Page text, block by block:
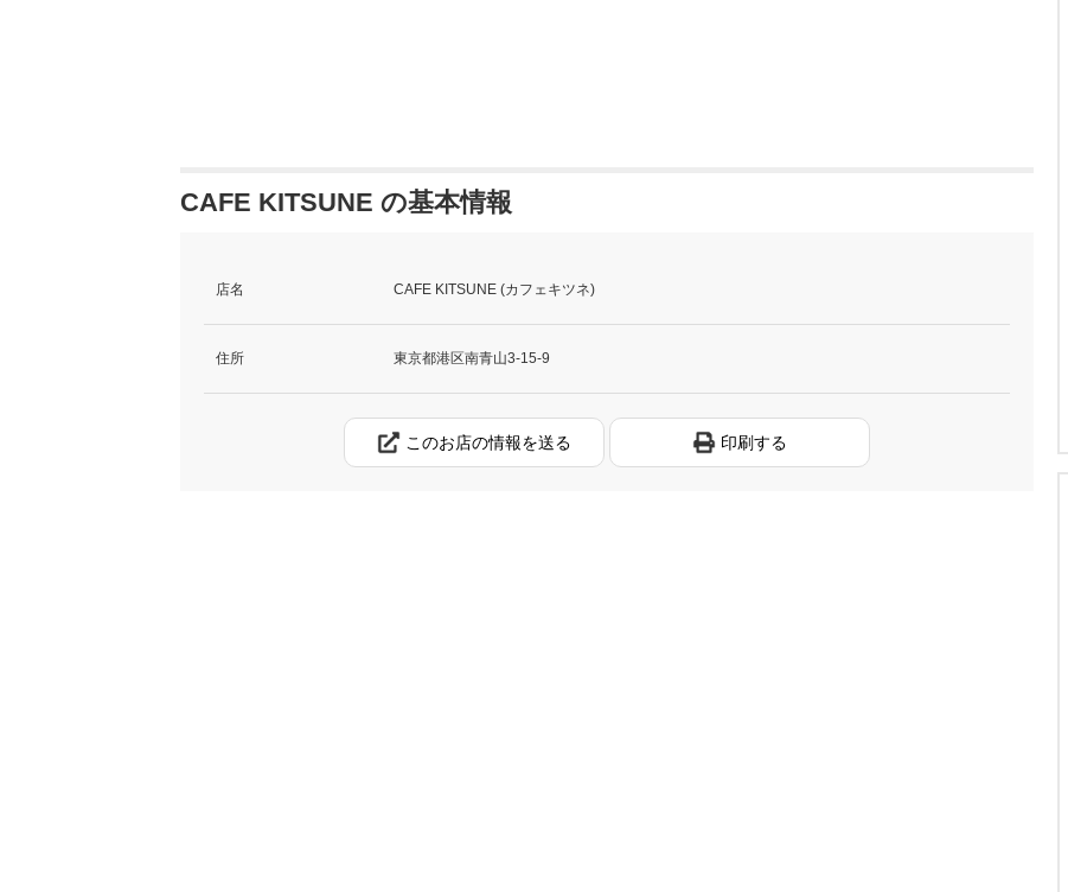
CAFE KITSUNE の基本情報
店名 CAFE KITSUNE (カフェキツネ)
住所 東京都港区南青山3-15-9
このお店の情報を送る 印刷する